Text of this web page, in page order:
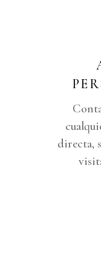
directa,